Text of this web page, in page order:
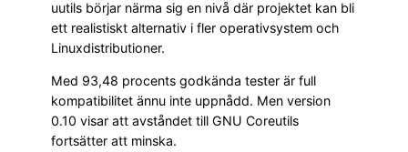
uutils börjar närma sig en nivå där projektet kan bli
ett realistiskt alternativ i fler operativsystem och
Linuxdistributioner.
Med 93,48 procents godkända tester är full
kompatibilitet ännu inte uppnådd. Men version
0.10 visar att avståndet till GNU Coreutils
fortsätter att minska.